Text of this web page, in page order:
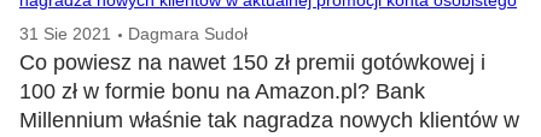
31 Sie 2021 Dagmara Sudoł
Co powiesz na nawet 150 zł premii gotówkowej i
100 zł w formie bonu na Amazon.pl? Bank
Millennium właśnie tak nagradza nowych klientów w